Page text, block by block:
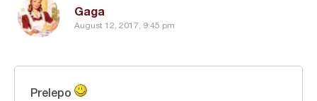
Gaga
August 12, 2017, 9:45 pm
Prelepo